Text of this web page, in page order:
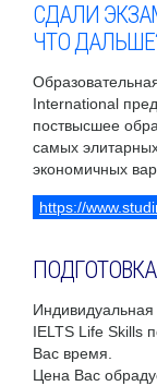
СДАЛИ
ЧТО
International
поствысшее
самых
экономичных
https://
Индивидуальная
IELTS Life Skills
Вас время.
Цена Вас